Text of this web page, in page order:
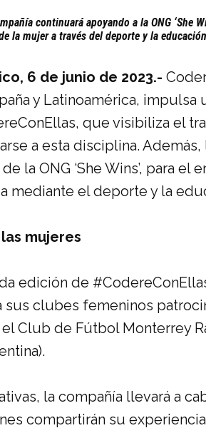
continuará apoyando a la ONG ‘She
la mujer a través del deporte y la
6 de junio de 2023.-
y Latinoamérica,
que visibiliza el
a esta disciplina.
la ONG ‘She Wins’, para
mediante el deporte y la
mujeres
edición de
sus clubes femeninos
el Club de Fútbol Monterrey
la compañía llevará a
compartirán su